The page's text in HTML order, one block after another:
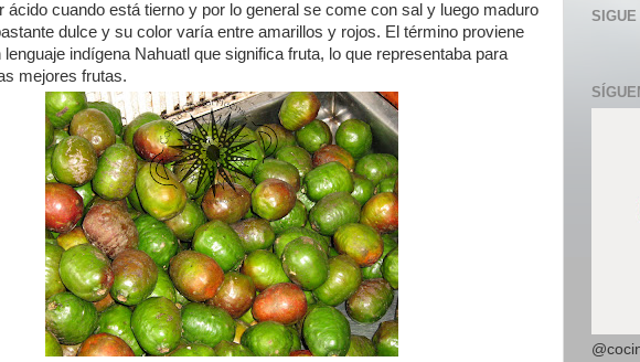
ácido cuando está tierno y por lo general se come con sal y luego maduro
dulce y su color varía entre amarillos y rojos. El término proviene
lenguaje indígena Nahuatl que significa fruta, lo que representaba para
mejores frutas.